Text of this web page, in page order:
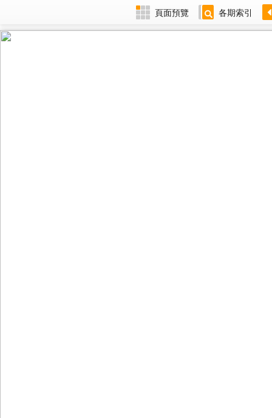
頁面預覽 各期索引